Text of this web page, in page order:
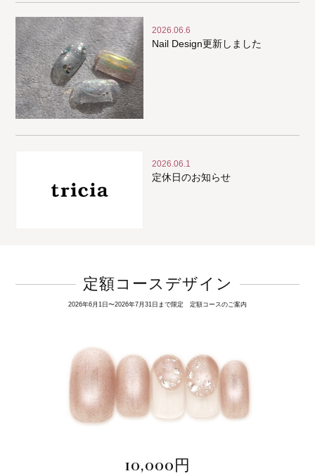
2026.06.6
Nail Design更新しました
2026.06.1
定休日のお知らせ
定額コースデザイン
2026年6月1日〜2026年7月31日まで限定 定額コースのご案内
10,000円